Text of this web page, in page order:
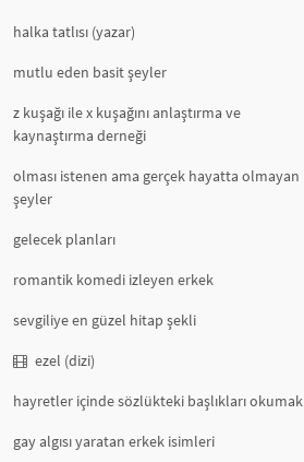
halka tatlısı (yazar)
mutlu eden basit şeyler
z kuşağı ile x kuşağını anlaştırma ve
kaynaştırma derneği
olması istenen ama gerçek hayatta olmayan
şeyler
gelecek planları
romantik komedi izleyen erkek
sevgiliye en güzel hitap şekli
ezel (dizi)
hayretler içinde sözlükteki başlıkları okumak
gay algısı yaratan erkek isimleri